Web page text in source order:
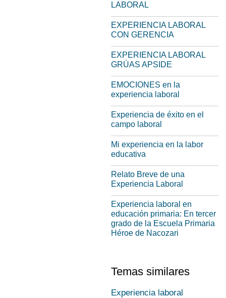
LABORAL
EXPERIENCIA LABORAL
CON GERENCIA
EXPERIENCIA LABORAL
GRÚAS APSIDE
EMOCIONES en la
experiencia laboral
Experiencia de éxito en el
campo laboral
Mi experiencia en la labor
educativa
Relato Breve de una
Experiencia Laboral
Experiencia laboral en
educación primaria: En tercer
grado de la Escuela Primaria
Héroe de Nacozari
Temas similares
Experiencia laboral